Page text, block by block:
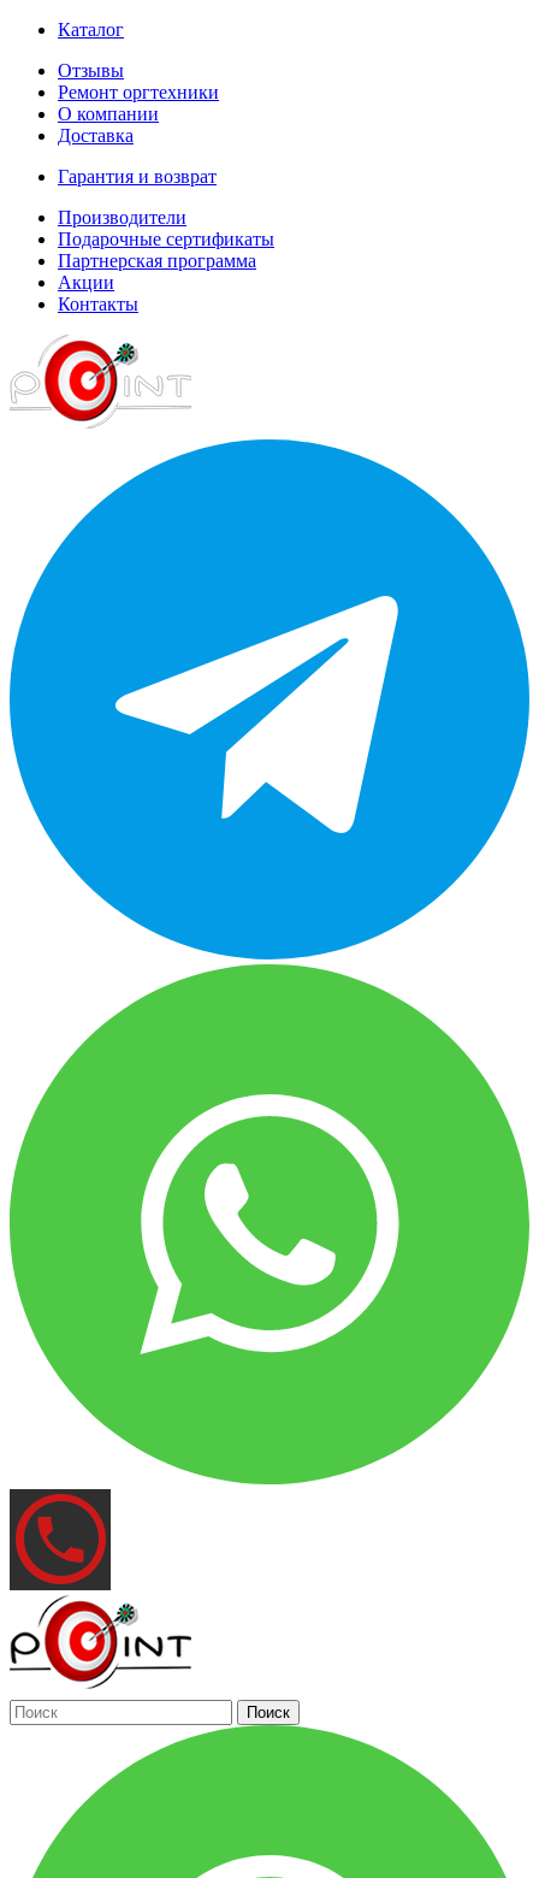
Каталог
Отзывы
Ремонт оргтехники
О компании
Доставка
Гарантия и возврат
Производители
Подарочные сертификаты
Партнерская программа
Акции
Контакты
Поиск